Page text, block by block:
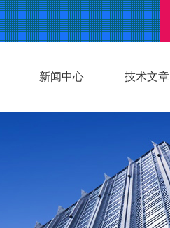
新闻中心 技术文章